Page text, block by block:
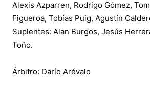
Alexis Azparren, Rodrigo Gómez,
Figueroa, Tobías Puig, Agustín
Suplentes: Alan Burgos, Jesús
Toño.
Árbitro: Darío Arévalo